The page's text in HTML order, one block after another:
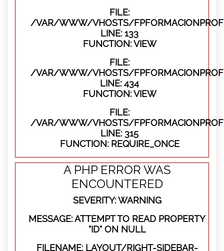
FILE:
/VAR/WWW/VHOSTS/
LINE: 133
FUNCTION: VIEW
FILE:
/VAR/WWW/VHOSTS/
LINE: 434
FUNCTION: VIEW
FILE:
/VAR/WWW/VHOSTS/
LINE: 315
FUNCTION: REQUIRE_ONCE
A PHP ERROR WAS
ENCOUNTERED
SEVERITY: WARNING
MESSAGE: ATTEMPT TO READ PROPERTY
"ID" ON NULL
FILENAME: LAYOUT/RIGHT-SIDEBAR-